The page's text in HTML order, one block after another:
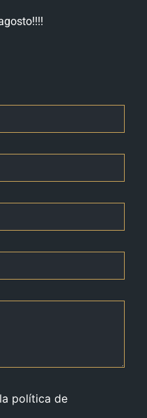
política de